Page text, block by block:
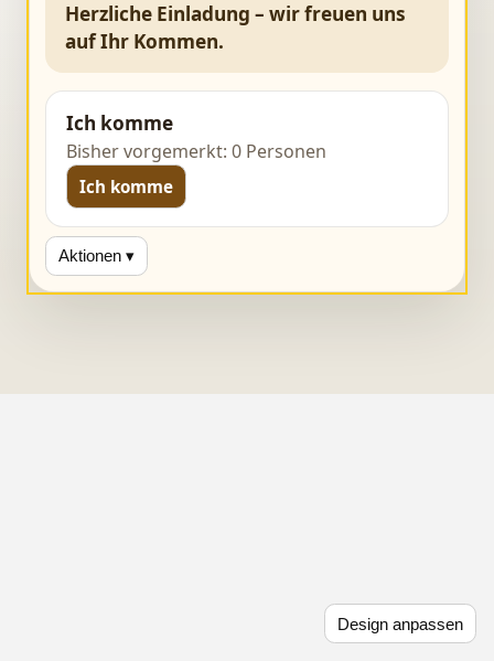
Design anpassen
Herzliche Einladung – wir freuen uns
auf Ihr Kommen.
Ich komme
Bisher vorgemerkt: 0 Personen
Ich komme
Aktionen ▾